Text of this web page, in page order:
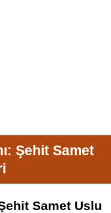
Şehit Samet
Samet Uslu